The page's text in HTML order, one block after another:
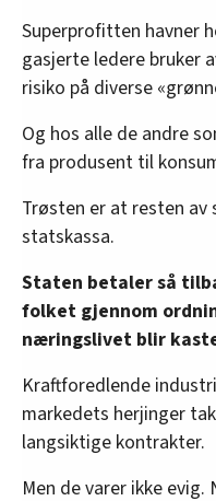
Superprofitten havner
gasjerte ledere bruker
risiko på diverse
Og hos alle de andre
fra produsent til
Trøsten er at resten
statskassa.
Staten betaler så
folket gjennom
næringslivet blir
Kraftforedlende
markedets herjinger
langsiktige kontrakter.
Men de varer ikke